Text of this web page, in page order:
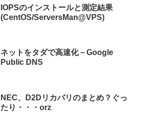
IOPSのインストールと測定結果
(CentOS/ServersMan@VPS)
ネットをタダで高速化－Google
Public DNS
NEC、D2Dリカバリのまとめ？ぐっ
たり・・・orz